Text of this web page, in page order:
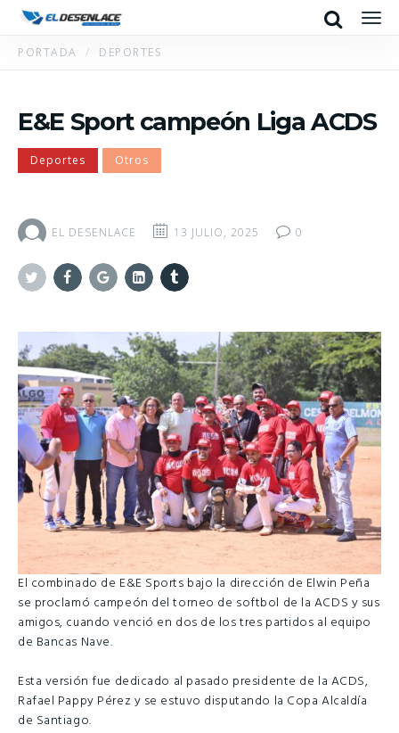
Search
PORTADA DEPORTES
E&E Sport campeón Liga ACDS
Deportes Otros
EL DESENLACE 13 JULIO, 2025 0
El combinado de E&E Sports bajo la dirección de Elwin Peña
se proclamó campeón del torneo de softbol de la ACDS y sus
amigos, cuando venció en dos de los tres partidos al equipo
de Bancas Nave.
Esta versión fue dedicado al pasado presidente de la ACDS,
Rafael Pappy Pérez y se estuvo disputando la Copa Alcaldía
de Santiago.